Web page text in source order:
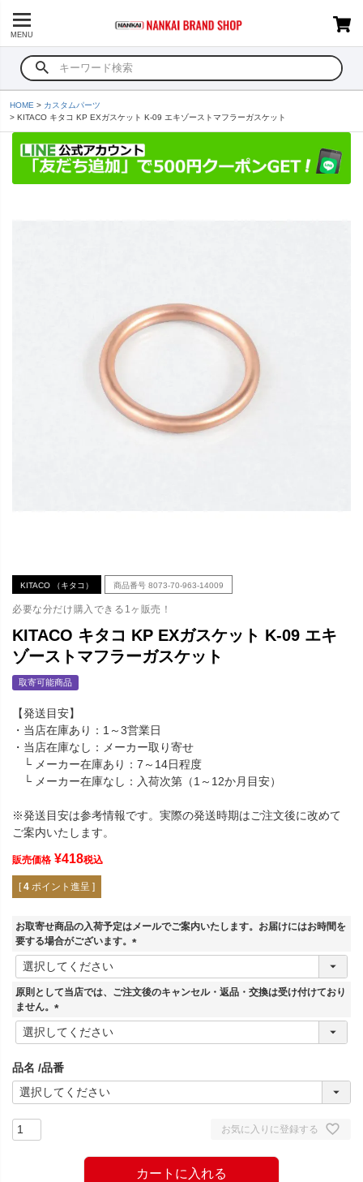
MENU
HOME
カスタムパーツ
KITACO キタコ KP EXガスケット K-09 エキゾーストマフラーガスケット
KITACO （キタコ） 商品番号 8073-70-963-14009
必要な分だけ購入できる1ヶ販売！
KITACO キタコ KP EXガスケット K-09 エキ
ゾーストマフラーガスケット
取寄可能商品
【発送目安】
・当店在庫あり：1～3営業日
・当店在庫なし：メーカー取り寄せ
└ メーカー在庫あり：7～14日程度
└ メーカー在庫なし：入荷次第（1～12か月目安）
※発送目安は参考情報です。実際の発送時期はご注文後に改めて
ご案内いたします。
販売価格 ¥418税込
[ 4 ポイント進呈 ]
お取寄せ商品の入荷予定はメールでご案内いたします。お届けにはお時間を
要する場合がございます。
(
須
原則として当店では、ご注文後のキャンセル・返品・交換は受け付けており
ません。
(
必
)
品名 品番
お気に入りに登録する
カートに入れる